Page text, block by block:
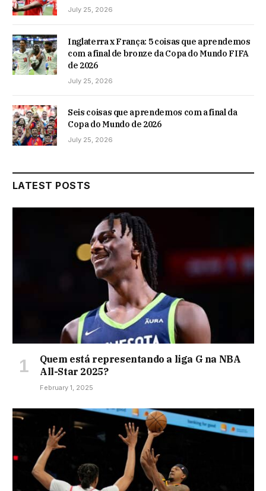
July 25, 2026
Inglaterra x França: 5 coisas que aprendemos
com a final de bronze da Copa do Mundo FIFA
de 2026
July 25, 2026
Seis coisas que aprendemos com a final da
Copa do Mundo de 2026
July 25, 2026
LATEST POSTS
Quem está representando a liga G na NBA
All-Star 2025?
February 1, 2025